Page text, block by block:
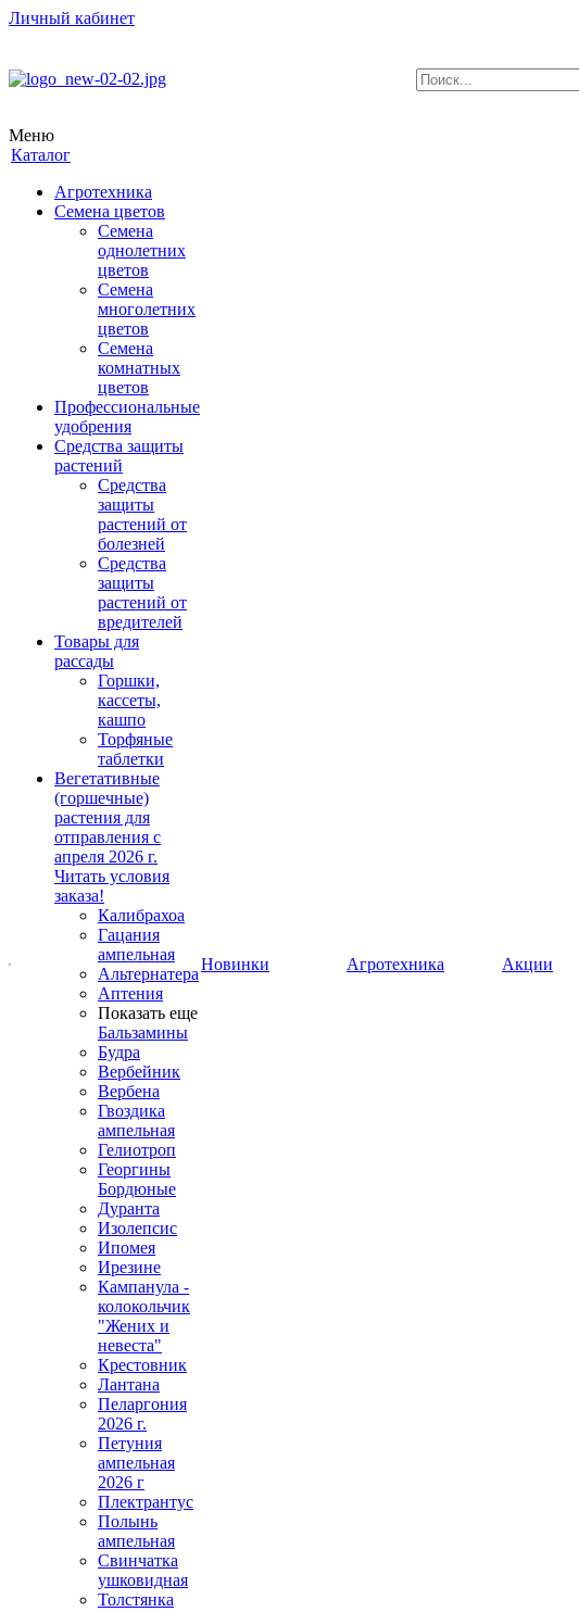
Личный кабинет
Меню
Каталог
Агротехника
Семена цветов
Семена
однолетних
цветов
Семена
многолетних
цветов
Семена
комнатных
цветов
Профессиональные
удобрения
Средства защиты
растений
Средства
защиты
растений от
болезней
Средства
защиты
растений от
вредителей
Товары для
рассады
Горшки,
кассеты,
кашпо
Торфяные
таблетки
Вегетативные
(горшечные)
растения для
отправления с
апреля 2026 г.
Читать условия
заказа!
Калибрахоа
Гацания
ампельная
Альтернатера
Аптения
Показать еще
Бальзамины
Будра
Вербейник
Вербена
Гвоздика
ампельная
Гелиотроп
Георгины
Бордюные
Дуранта
Изолепсис
Ипомея
Ирезине
Кампанула -
колокольчик
"Жених и
невеста"
Крестовник
Лантана
Пеларгония
2026 г.
Петуния
ампельная
2026 г
Плектрантус
Полынь
ампельная
Свинчатка
ушковидная
Толстянка
Новинки Агротехника Акции